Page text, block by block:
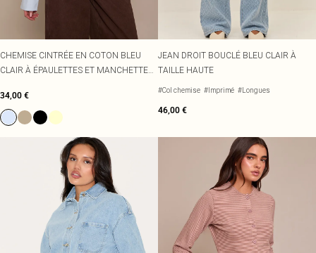
CHEMISE CINTRÉE EN COTON BLEU
CLAIR À ÉPAULETTES ET MANCHETTES
34,00 €
JEAN DROIT BOUCLÉ BLEU CLAIR À
TAILLE HAUTE
#Col chemise #Imprimé #Longues
46,00 €